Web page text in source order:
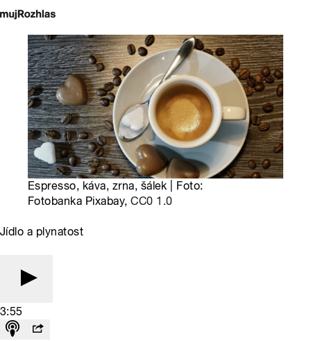
Espresso, káva, zrna, šálek | Foto:
Fotobanka Pixabay,CC0 1.0
Jídlo a plynatost
3:55